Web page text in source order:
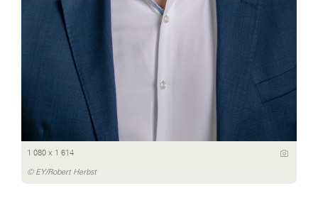
1 080 x 1 614
© EY/Robert Herbst